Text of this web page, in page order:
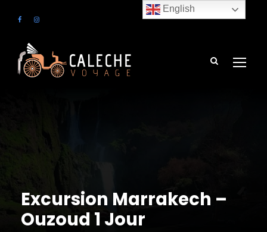
Excursion Marrakech –
Ouzoud 1 Jour
English